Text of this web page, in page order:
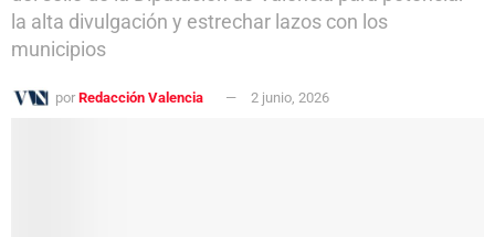
la alta divulgación y estrechar lazos con los
municipios
por Redacción Valencia 2 junio, 2026